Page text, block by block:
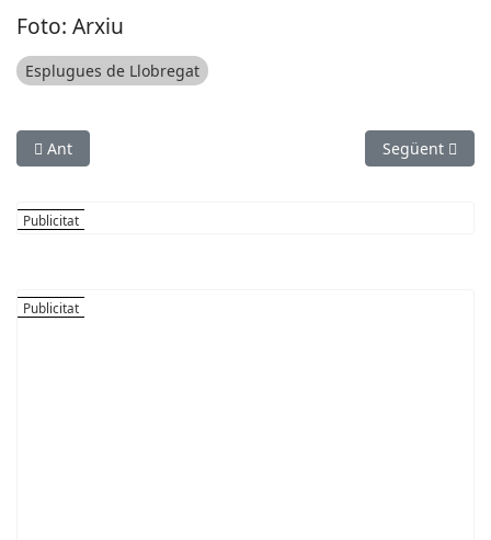
Foto: Arxiu
Esplugues de Llobregat
Article anterior: SOCIETAT: L’Ajuntament de Castelldefels
Ant Article
Següent